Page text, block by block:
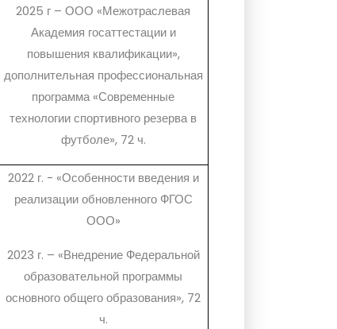
2025 г – ООО «Межотраслевая
Академия госаттестации и
повышения квалификации»,
дополнительная профессиональная
программа «Современные
технологии спортивного резерва в
футболе», 72 ч.
2022 г. - «Особенности введения и
реализации обновленного ФГОС
ООО»
2023 г. – «Внедрение Федеральной
образовательной программы
основного общего образования», 72
ч.